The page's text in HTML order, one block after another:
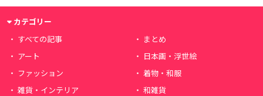
カテゴリー
すべての記事
まとめ
アート
日本画・浮世絵
ファッション
着物・和服
雑貨・インテリア
和雑貨